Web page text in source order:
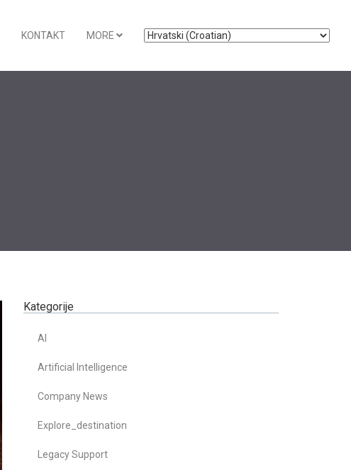
KONTAKT MORE
Kategorije
AI
Artificial Intelligence
Company News
Explore_destination
Legacy Support